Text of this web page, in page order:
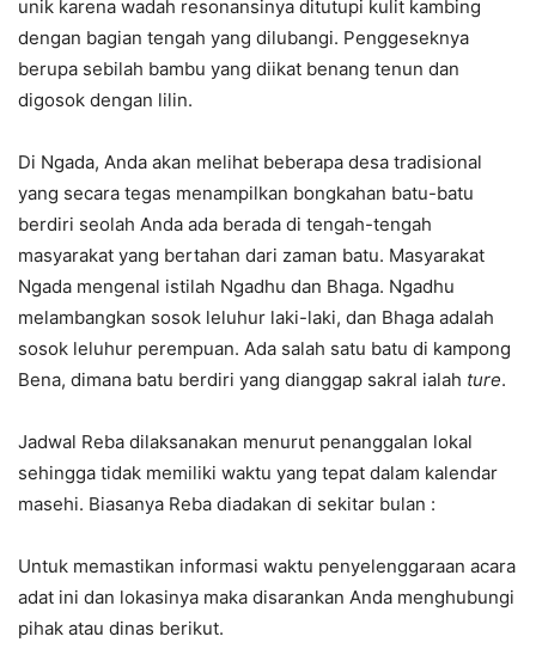
unik karena wadah resonansinya ditutupi kulit kambing
dengan bagian tengah yang dilubangi. Penggeseknya
berupa sebilah bambu yang diikat benang tenun dan
digosok dengan lilin.
Di Ngada, Anda akan melihat beberapa desa tradisional
yang secara tegas menampilkan bongkahan batu-batu
berdiri seolah Anda ada berada di tengah-tengah
masyarakat yang bertahan dari zaman batu. Masyarakat
Ngada mengenal istilah Ngadhu dan Bhaga. Ngadhu
melambangkan sosok leluhur laki-laki, dan Bhaga adalah
sosok leluhur perempuan. Ada salah satu batu di kampong
Bena, dimana batu berdiri yang dianggap sakral ialah ture.
Jadwal Reba dilaksanakan menurut penanggalan lokal
sehingga tidak memiliki waktu yang tepat dalam kalendar
masehi. Biasanya Reba diadakan di sekitar bulan :
Untuk memastikan informasi waktu penyelenggaraan acara
adat ini dan lokasinya maka disarankan Anda menghubungi
pihak atau dinas berikut.